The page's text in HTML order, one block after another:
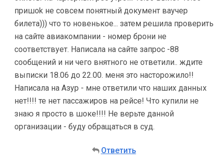
пришоk не совсем понятный документ ваучер
билета))) что то новенькое... затем решила проверить
на сайте авиакомпании - номер брони не
соответствует. Написала на сайте запрос -88
сообщений и ни чего внятного не ответили.. ждите
выписки 18.06 до 22.00. меня это насторожило!!
Написала на Азур - мне ответили что наших данных
нет!!!! те нет пассажиров на рейсе! Что купили не
знаю я просто в шоке!!!! Не верьте данной
организации - буду обращаться в суд.
Ответить